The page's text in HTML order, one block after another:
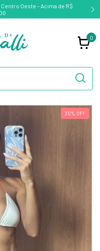
Centro Oeste - Acima de R$
0
35% OFF